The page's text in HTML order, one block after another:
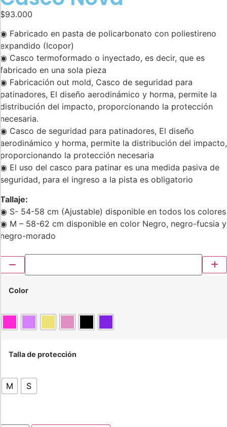
$93.000
◉ Fabricado en pasta de policarbonato con poliestireno
expandido (Icopor)
◉ Casco termoformado o inyectado, es decir, que es
fabricado en una sola pieza
◉ Fabricación out mold, Casco de seguridad para
patinadores, El diseño aerodinámico y horma, permite la
distribución del impacto, proporcionando la protección
necesaria.
◉ Casco de seguridad para patinadores, El diseño
aerodinámico y horma, permite la distribución del impacto,
proporcionando la protección necesaria
◉ El uso del casco para patinar es una medida pasiva de
seguridad, para el ingreso a la pista es obligatorio
Tallaje:
◉ S- 54-58 cm (Ajustable) disponible en todos los colores
◉ M – 58-62 cm disponible en color Negro, negro-fucsia y
negro-morado
Color
Talla de protección
M S